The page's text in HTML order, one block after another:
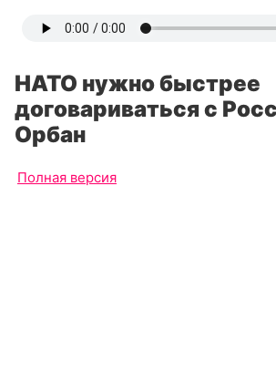
НАТО нужно быстрее
договариваться с
Орбан
Полная версия